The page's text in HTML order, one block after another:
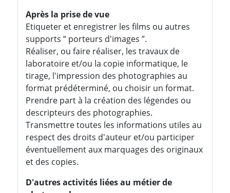
Après la prise de vue
Etiqueter et enregistrer les films ou autres
supports “ porteurs d'images ”.
Réaliser, ou faire réaliser, les travaux de
laboratoire et/ou la copie informatique, le
tirage, l'impression des photographies au
format prédéterminé, ou choisir un format.
Prendre part à la création des légendes ou
descripteurs des photographies.
Transmettre toutes les informations utiles au
respect des droits d'auteur et/ou participer
éventuellement aux marquages des originaux
et des copies.
D'autres activités liées au métier de